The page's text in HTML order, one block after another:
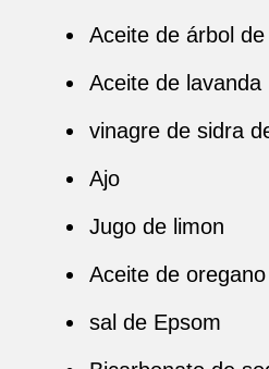
Aceite de árbol
Aceite de lavanda
vinagre de sidra
Ajo
Jugo de limon
Aceite de oregano
sal de Epsom